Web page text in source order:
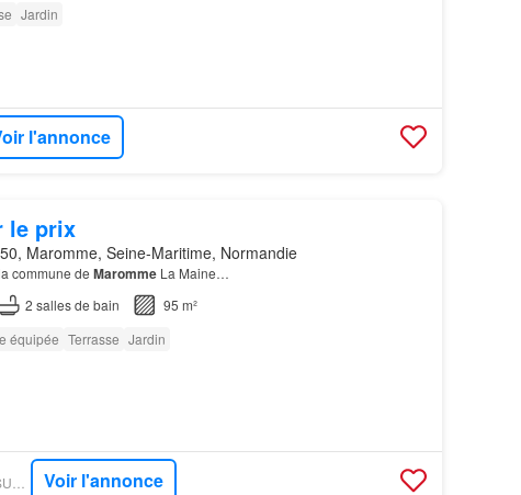
Jardin
l'annonce
le prix
Maromme, Seine-Maritime, Normandie
commune de MarommeLa Maine…
2 salles de bain
95 m²
équipée Terrasse Jardin
Voir l'annonce